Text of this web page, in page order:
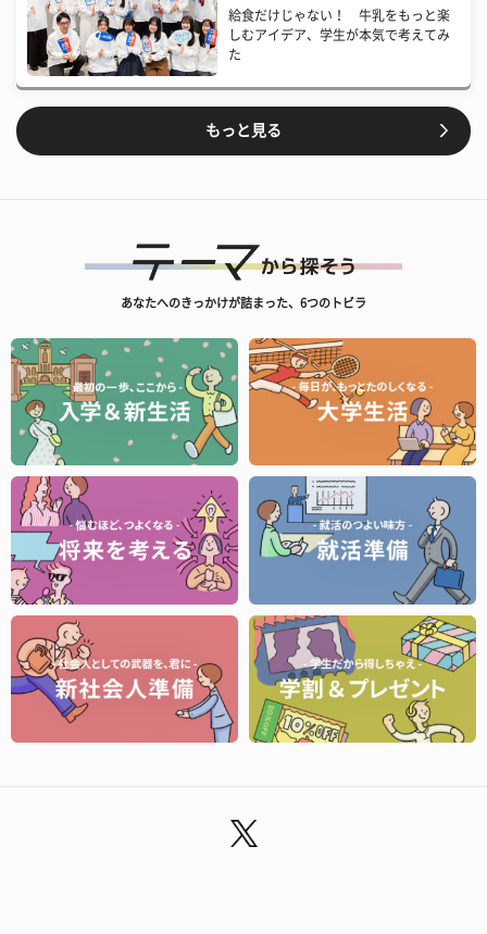
給食だけじゃない！ 牛乳をもっと楽
しむアイデア、学生が本気で考えてみ
た
もっと見る
あなたへのきっかけが詰まった、6つのトビラ